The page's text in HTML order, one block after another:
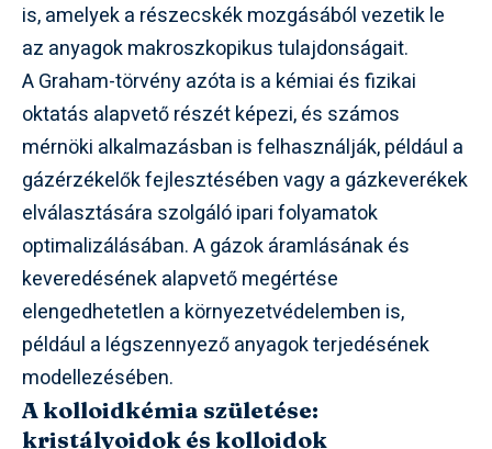
is, amelyek a részecskék mozgásából vezetik le
az anyagok makroszkopikus tulajdonságait.
A Graham-törvény azóta is a kémiai és fizikai
oktatás alapvető részét képezi, és számos
mérnöki alkalmazásban is felhasználják, például a
gázérzékelők fejlesztésében vagy a gázkeverékek
elválasztására szolgáló ipari folyamatok
optimalizálásában. A gázok áramlásának és
keveredésének alapvető megértése
elengedhetetlen a környezetvédelemben is,
például a légszennyező anyagok terjedésének
modellezésében.
A kolloidkémia születése:
kristályoidok és kolloidok